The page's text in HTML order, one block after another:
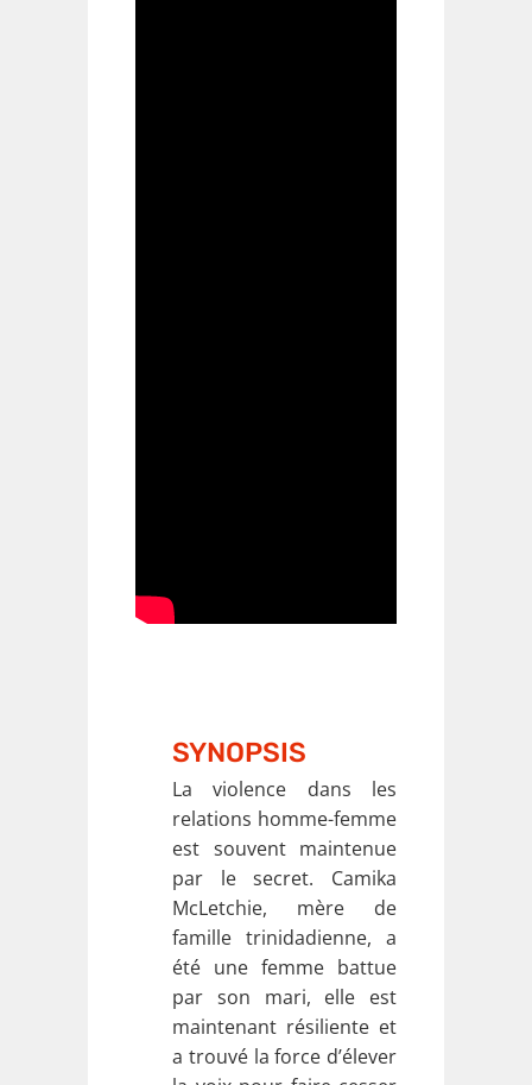
SYNOPSIS
La violence dans les
relations homme-femme
est souvent maintenue
par le secret. Camika
McLetchie, mère de
famille trinidadienne, a
été une femme battue
par son mari, elle est
maintenant résiliente et
a trouvé la force d’élever